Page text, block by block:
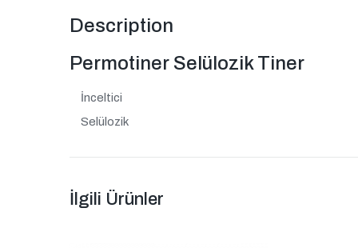
Description
Permotiner Selülozik Tiner
İnceltici
Selülozik
İlgili Ürünler